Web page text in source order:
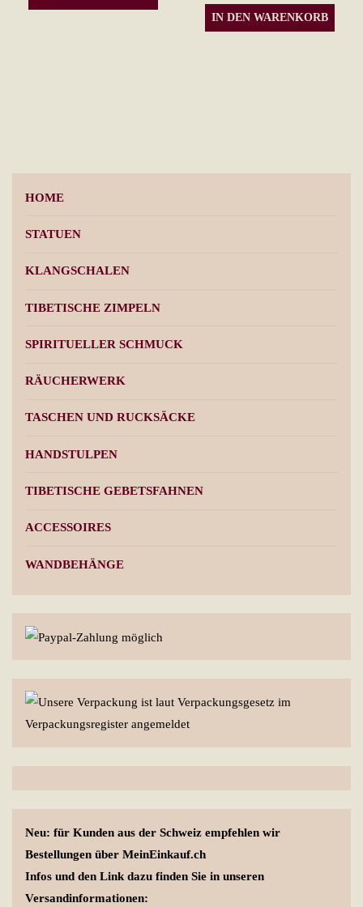
IN DEN WARENKORB
HOME
STATUEN
KLANGSCHALEN
TIBETISCHE ZIMPELN
SPIRITUELLER SCHMUCK
RÄUCHERWERK
TASCHEN UND RUCKSÄCKE
HANDSTULPEN
TIBETISCHE GEBETSFAHNEN
ACCESSOIRES
WANDBEHÄNGE
Neu: für Kunden aus der Schweiz empfehlen wir
Bestellungen über MeinEinkauf.ch
Infos und den Link dazu finden Sie in unseren
Versandinformationen: